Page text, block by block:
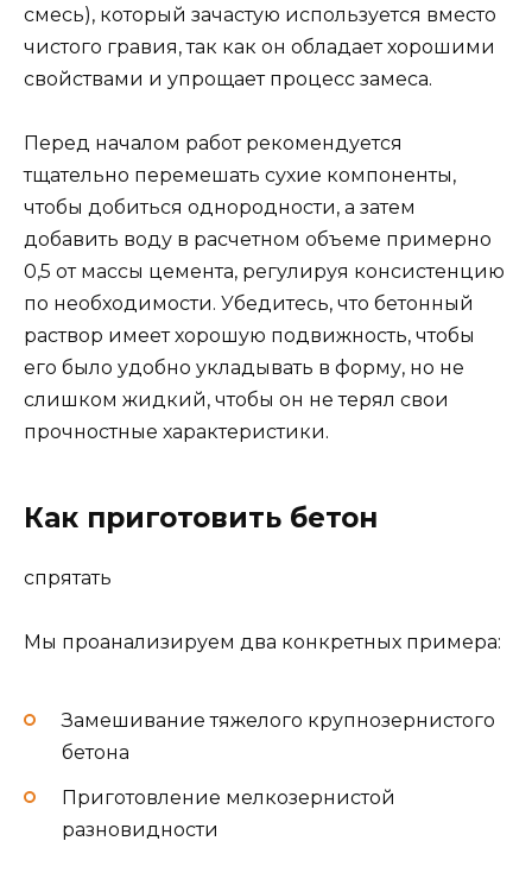
смесь), который зачастую используется вместо
чистого гравия, так как он обладает хорошими
свойствами и упрощает процесс замеса.
Перед началом работ рекомендуется
тщательно перемешать сухие компоненты,
чтобы добиться однородности, а затем
добавить воду в расчетном объеме примерно
0,5 от массы цемента, регулируя консистенцию
по необходимости. Убедитесь, что бетонный
раствор имеет хорошую подвижность, чтобы
его было удобно укладывать в форму, но не
слишком жидкий, чтобы он не терял свои
прочностные характеристики.
Как приготовить бетон
спрятать
Мы проанализируем два конкретных примера:
Замешивание тяжелого крупнозернистого
бетона
Приготовление мелкозернистой
разновидности